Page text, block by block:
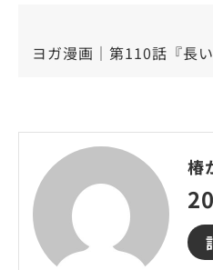
ヨガ漫画｜第110話『長い
椿